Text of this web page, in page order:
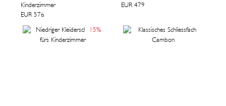
Kinderzimmer
EUR 576
EUR 479
15%